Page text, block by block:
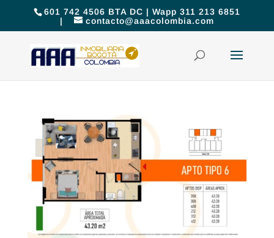
601 742 4506 BTA DC | Wapp 311 213 6851
|
contacto@aaacolombia.com